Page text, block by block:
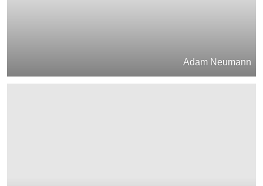
Adam Neumann